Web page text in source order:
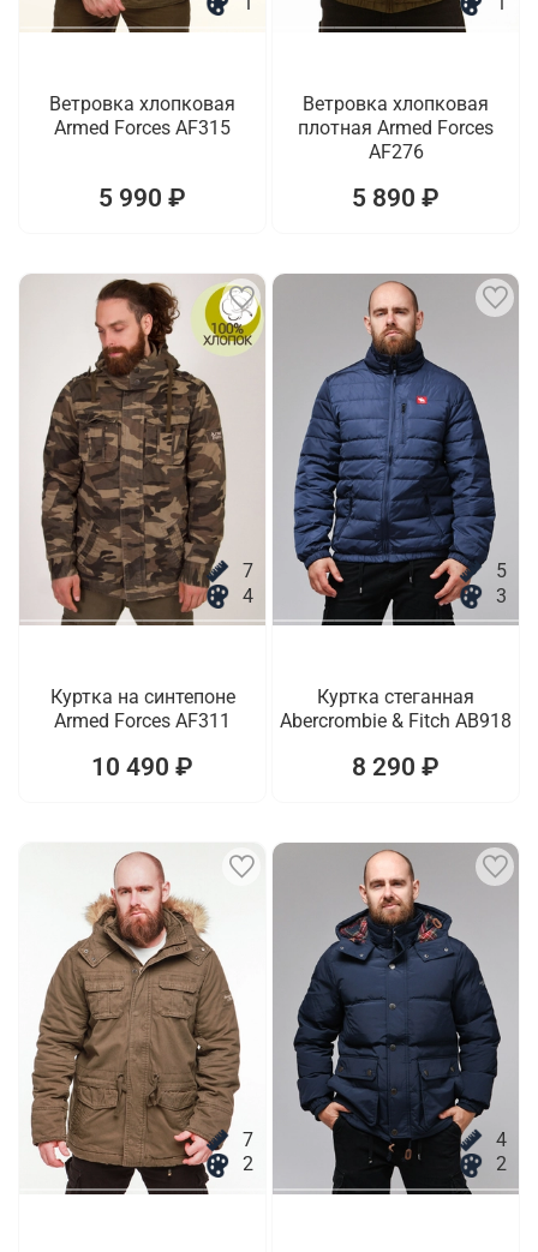
Ветровка хлопковая
Armed Forces AF315
5 990 ₽
Ветровка хлопковая
плотная Armed Forces
AF276
5 890 ₽
7
4
Куртка на синтепоне
Armed Forces AF311
10 490 ₽
5
3
Куртка стеганная
Abercrombie & Fitch AB918
8 290 ₽
7
2
4
2